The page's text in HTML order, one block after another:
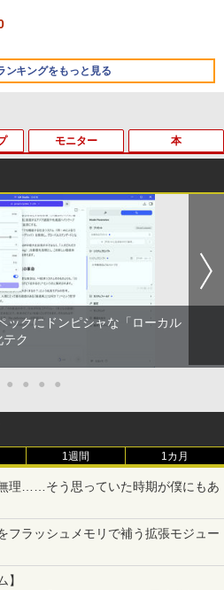
ンキングをもっと見る
WAYNE feat. Flo Milli, ATL Jacob
WAYNE feat. Flo Milli, ATL Jacob
(Stadium ver.)
(Stadium ver.)
限定】 い・ろ・は・す 2L P
ルレス ×8本
天然水 ラベルレス 500ml ×24本
天然水 バナジウム含有 水 ミネラル
ー ペットボトル 静岡県産 500ミリリ
Basic)
炭酸水 ラベルレス 500ml ×24本
天然水ラベルレス 2L×9本
とりごと 17巻 (デジタル版ビッグガ
ミックス)
酒屋「のぶ」(22) (角川コミックス・
モノクロ版 115 (ジャンプコミッ
モノクロ版 39 (ジャンプ
スDIGITAL)
レットPC Microsoft Surface Pro 5/
インチ メモリ 8GB SSD256GB
代Core-i5 2.6GHz 2K解像度 2736
タッチパネル Office付き/カメラ/
/ Windows 11 Pro 中古タブレット
ートパソコン 2in1 中古 タブレッ
Bluetooth
トパソコン 第11世代 Core i5 メモ
M.2 SSD256GB 13.3インチ フ
ノングレア Webカメラ 無線LAN
Bluetooth Windows11 東芝 dyna
送料無料
ソン値引中！ 当日出荷！】ノート
ト10倍 中古パソコン デスクトッ
コン Windows 11【Office付】
11 Pro 64Bit搭載】DELL O
シリーズ Core i5搭載/4G/新品SS
DVD-ROM/送料無料【オプショ
有】
トリーでポイント100％還元のチ
10110U 16GB DDR4 64GBまで増
SSD M.2 2242 最大8TB Wind
Pro mini pc 4.1GHz WIFI6 BT5.
PC VESA対応 ミニパソコン 2画面
正規販売店]デスクトップパソ
モニター
ソンセール期間中ポイント5倍】中
ター 17インチ スクエア 店長おま
/ DVI ケーブル付き サブモニタ
視用 ケーブル付き 動作確認済み 30
送料無料
1位！保護レザーケース付き】【タ
択】 モバイルモニター 15.6インチ
デュアルモニター サブモニター
ブルモニター ゲーミングモニター
トワーク IPS Tpye-C/mini HDMI
PC iPhone対応
品 フルHD HP Series 3 Pro 324p
インチFHD VA モニター VA 23.8
本
貴族は異世界を謳歌する 〜結婚し
の優雅なおひとりさまライフ〜
【電子書籍】[ 駒鳥ひわ ]
魔王と召喚少女の奴隷魔術（30）
のあふれた世界で俺だけが襲われ
5 【電子書籍】[ 増田ちひろ ]
ックにドンピシャな「ローカル
ク
● ● ● ●
1週間 1カ月
理……そう思っていた時期が僕にもあ
フラッシュメモリで補う拡張モジュー
】